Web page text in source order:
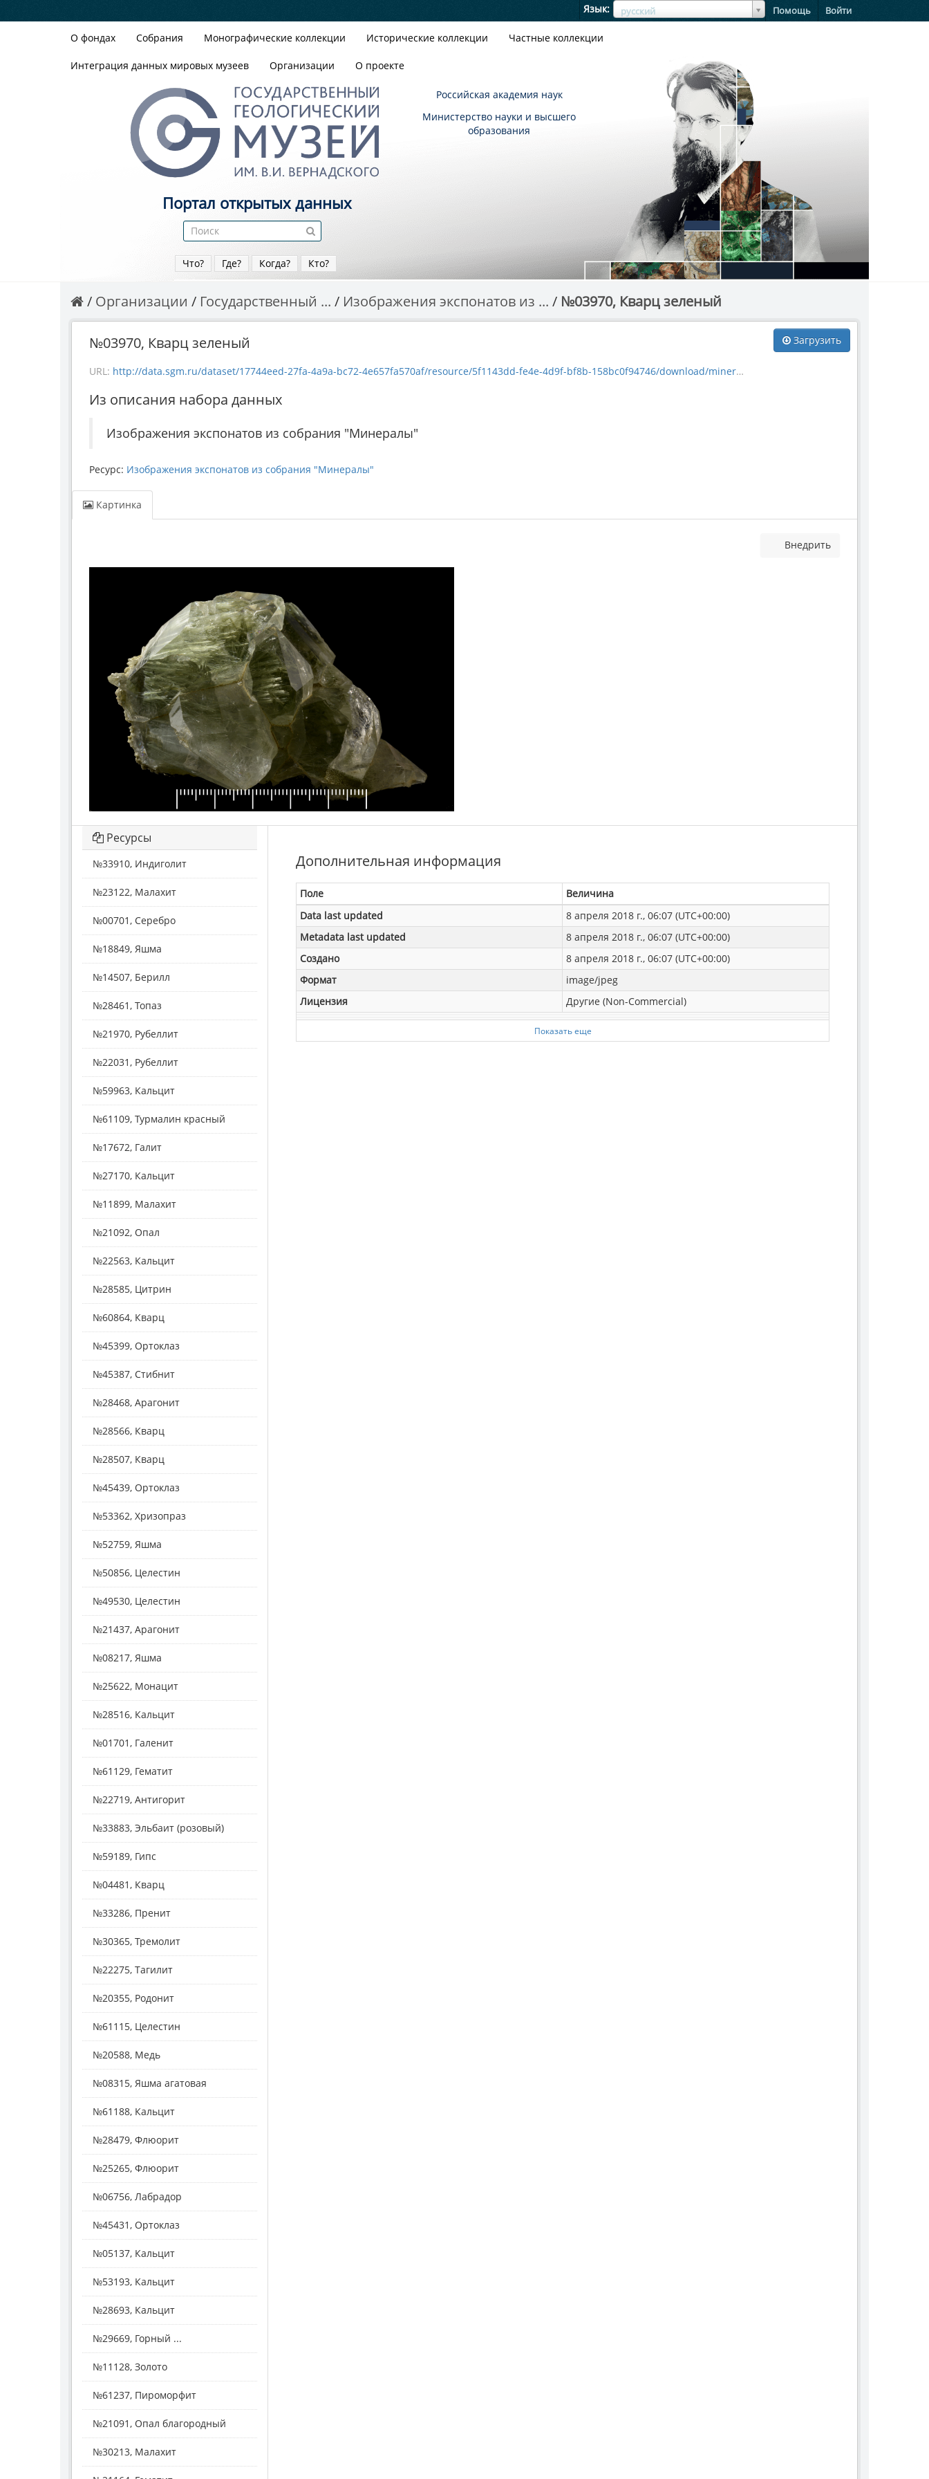
Язык русский
ЯзыкЯзык Помощь Войти
О фондах Собрания Монографические коллекции Исторические коллекции Частные коллекции
Интеграция данных мировых музеев Организации О проекте
Российская академия наук
Министерство науки и высшего
образования
Портал открытых данных
Что? Где? Когда? Кто?
Организации Государственный ... Изображения экспонатов из ... №03970, Кварц зеленый
Загрузить
№03970, Кварц зеленый
URL: http://data.sgm.ru/dataset/17744eed-27fa-4a9a-bc72-4e657fa570af/resource/5f1143dd-fe4e-4d9f-bf8b-158bc0f94746/download/mineral_3970.jpg
Из описания набора данных
Изображения экспонатов из собрания "Минералы"
Ресурс: Изображения экспонатов из собрания "Минералы"
Картинка
Внедрить
Дополнительная информация
Поле
Величина
Data last updated
8 апреля 2018 г., 06:07 (UTC+00:00)
Metadata last updated
8 апреля 2018 г., 06:07 (UTC+00:00)
Создано
8 апреля 2018 г., 06:07 (UTC+00:00)
Формат
image/jpeg
Лицензия
Другие (Non-Commercial)
Показать еще
Ресурсы
№33910, Индиголит
№23122, Малахит
№00701, Серебро
№18849, Яшма
№14507, Берилл
№28461, Топаз
№21970, Рубеллит
№22031, Рубеллит
№59963, Кальцит
№61109, Турмалин красный
№17672, Галит
№27170, Кальцит
№11899, Малахит
№21092, Опал
№22563, Кальцит
№28585, Цитрин
№60864, Кварц
№45399, Ортоклаз
№45387, Стибнит
№28468, Арагонит
№28566, Кварц
№28507, Кварц
№45439, Ортоклаз
№53362, Хризопраз
№52759, Яшма
№50856, Целестин
№49530, Целестин
№21437, Арагонит
№08217, Яшма
№25622, Монацит
№28516, Кальцит
№01701, Галенит
№61129, Гематит
№22719, Антигорит
№33883, Эльбаит (розовый)
№59189, Гипс
№04481, Кварц
№33286, Пренит
№30365, Тремолит
№22275, Тагилит
№20355, Родонит
№61115, Целестин
№20588, Медь
№08315, Яшма агатовая
№61188, Кальцит
№28479, Флюорит
№25265, Флюорит
№06756, Лабрадор
№45431, Ортоклаз
№05137, Кальцит
№53193, Кальцит
№28693, Кальцит
№29669, Горный ...
№11128, Золото
№61237, Пироморфит
№21091, Опал благородный
№30213, Малахит